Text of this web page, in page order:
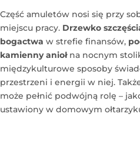
Część amuletów nosi się przy
miejscu pracy. Drzewko
bogactwa w strefie finansów,
kamienny aniołna nocnym
międzykulturowe sposoby
przestrzeni i energii w niej.
może pełnić podwójną rolę –
ustawiony w domowym